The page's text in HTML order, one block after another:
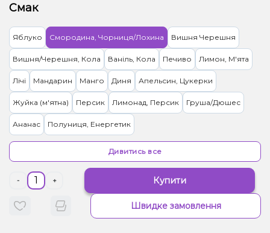
Смак
Яблуко Смородина, Чорниця/Лохина Вишня Черешня
Вишня/Черешня, Кола Ваніль, Кола Печиво Лимон, М'ята
Лічі Мандарин Манго Диня Апельсин, Цукерки
Жуйка (м'ятна) Персик Лимонад, Персик Груша/Дюшес
Ананас Полуниця, Енергетик
Абрикос Гранат Полуниця Кактус, Лайм
Кокос, Манго Морозиво, Чорниця/Лохина
Грейпфрут М'ята Ківі, Полуниця Виноград, Манго
Дивитись все
- + Купити
Швидке замовлення